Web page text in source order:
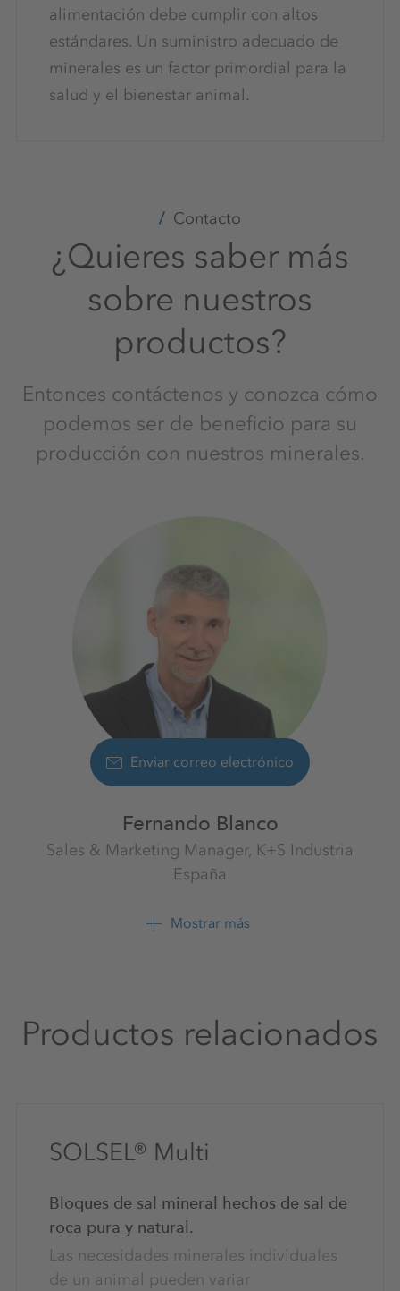
alimentación debe cumplir con altos
estándares. Un suministro adecuado de
minerales es un factor primordial para la
salud y el bienestar animal.
Contacto
¿Quieres saber más
sobre nuestros
productos?
Entonces contáctenos y conozca cómo
podemos ser de beneficio para su
producción con nuestros minerales.
Enviar correo electrónico
Fernando Blanco
Sales & Marketing Manager, K+S Industria
España
Sales & Marketing Spain K+S Minerals Spain S.L.
Mostrar más
Productos relacionados
SOLSEL® Multi
Bloques de sal mineral hechos de sal de
roca pura y natural.
Las necesidades minerales individuales
de un animal pueden variar